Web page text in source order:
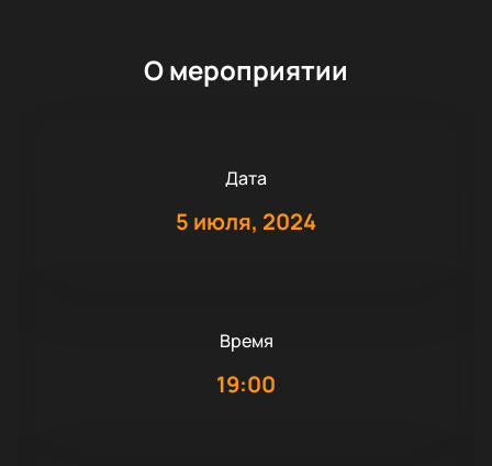
О мероприятии
Дата
5 июля, 2024
Время
19:00